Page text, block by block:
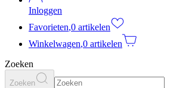
Inloggen
Favorieten,0 artikelen
Winkelwagen,0 artikelen
Zoeken
Zoeken